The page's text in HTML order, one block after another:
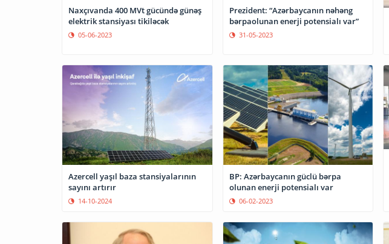
Naxçıvanda 400 MVt gücündə günəş
elektrik stansiyası tikiləcək
05-06-2023
Prezident: “Azərbaycanın nəhəng
bərpaolunan enerji potensialı var”
31-05-2023
Azercell yaşıl baza stansiyalarının
sayını artırır
14-10-2024
BP: Azərbaycanın güclü bərpa
olunan enerji potensialı var
06-02-2023